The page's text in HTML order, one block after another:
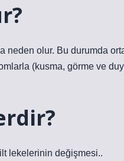
olur. Bu durumda
(kusma, görme ve
lekelerinin değişmesi..